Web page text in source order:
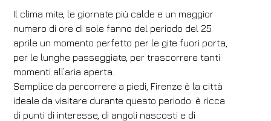
Il clima mite, le giornate più calde e un maggior
numero di ore di sole fanno del periodo del 25
aprile un momento perfetto per le gite fuori porta,
per le lunghe passeggiate, per trascorrere tanti
momenti all’aria aperta.
Semplice da percorrere a piedi, Firenze è la città
ideale da visitare durante questo periodo: è ricca
di punti di interesse, di angoli nascosti e di